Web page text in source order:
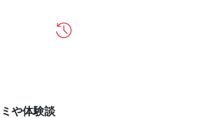
や体験談